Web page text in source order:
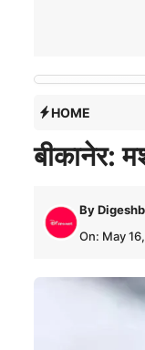
HOME
बीकानेर:
By
On: May